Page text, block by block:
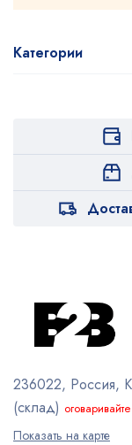
Категории
236022, Россия,
(склад)
Показать на карте